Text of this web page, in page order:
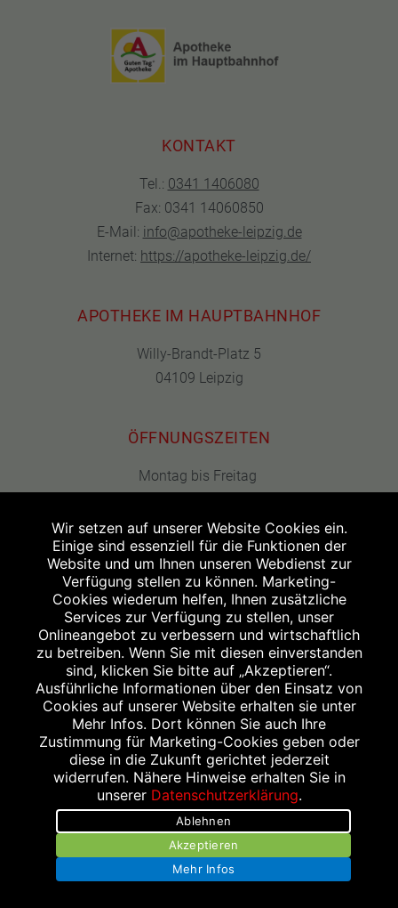
KONTAKT
Tel.: 0341 1406080
Fax: 0341 14060850
E-Mail: info@apotheke-leipzig.de
Internet: https://apotheke-leipzig.de/
APOTHEKE IM HAUPTBAHNHOF
Willy-Brandt-Platz 5
04109 Leipzig
ÖFFNUNGSZEITEN
Montag bis Freitag
Samstag
08:00 bis 21:00 Uhr
Sonntag
12:00 bis 18:00 Uhr
10 %
IHR EXKLUSIVER RABATT
Einfach diese Abbildung auf Ihrem
Smartphone vorzeigen und 10 % Rabatt auf
einen Einkauf ab 10,- € oder 15 % Rabatt auf
einen Einkauf ab 20,- € bekommen. Gilt nicht
für das verschreibungspflichtige Sortiment.
Wir setzen auf unserer Website Cookies ein.
Einige sind essenziell für die Funktionen der
Website und um Ihnen unseren Webdienst zur
Verfügung stellen zu können. Marketing-
Cookies wiederum helfen, Ihnen zusätzliche
Services zur Verfügung zu stellen, unser
Onlineangebot zu verbessern und wirtschaftlich
zu betreiben. Wenn Sie mit diesen einverstanden
sind, klicken Sie bitte auf „Akzeptieren“.
Ausführliche Informationen über den Einsatz von
Cookies auf unserer Website erhalten sie unter
Mehr Infos. Dort können Sie auch Ihre
Zustimmung für Marketing-Cookies geben oder
diese in die Zukunft gerichtet jederzeit
widerrufen. Nähere Hinweise erhalten Sie in
unserer Datenschutzerklärung.
Ablehnen
Akzeptieren
Mehr Infos